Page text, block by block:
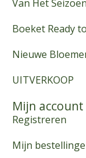
Van Het Seizoen
Boeket Ready
Nieuwe
UITVERKOOP
Mijn account
Registreren
Mijn